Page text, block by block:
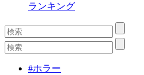
ランキング
#ホラー